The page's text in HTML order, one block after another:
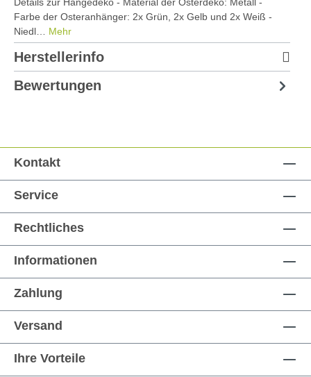
Farbe der Osteranhänger: 2x Grün, 2x Gelb und 2x Weiß -
Niedl… Mehr
Herstellerinfo
Bewertungen
Kontakt
Service
Rechtliches
Informationen
Zahlung
Versand
Ihre Vorteile